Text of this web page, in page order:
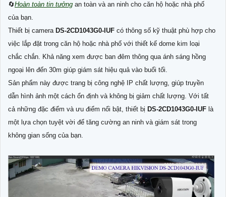
🔄Hoàn toàn tin tưởng an toàn và an ninh cho căn hộ hoặc nhà phố
của bạn.
Thiết bị camera DS-2CD1043G0-IUF có thông số kỹ thuật phù hợp cho
việc lắp đặt trong căn hộ hoặc nhà phố với thiết kế dome kim loại
chắc chắn. Khả năng xem được ban đêm thông qua ánh sáng hồng
ngoại lên đến 30m giúp giám sát hiệu quả vào buổi tối.
Sản phẩm này được trang bị công nghệ IP chất lượng, giúp truyền
dẫn hình ảnh một cách ổn định và không bị giảm chất lượng. Với tất
cả những đặc điểm và ưu điểm nổi bật, thiết bị DS-2CD1043G0-IUF là
một lựa chọn tuyệt vời để tăng cường an ninh và giám sát trong
không gian sống của bạn.